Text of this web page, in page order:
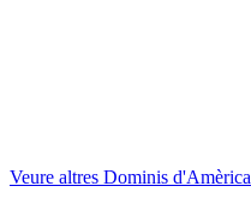
Veure altres Dominis d'Amèrica